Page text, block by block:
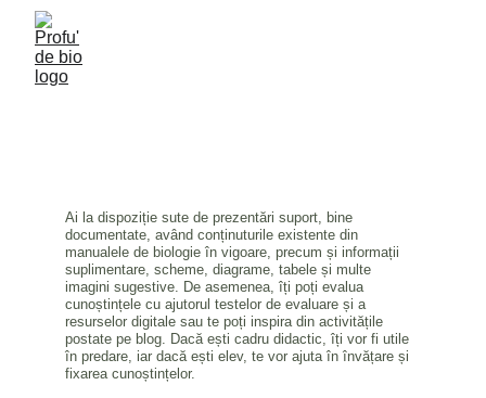
Ai la dispoziție sute de prezentări suport, bine
documentate, având conținuturile existente din
manualele de biologie în vigoare, precum și informații
suplimentare, scheme, diagrame, tabele și multe
imagini sugestive. De asemenea, îți poți evalua
cunoștințele cu ajutorul testelor de evaluare și a
resurselor digitale sau te poți inspira din activitățile
postate pe blog. Dacă ești cadru didactic, îți vor fi utile
în predare, iar dacă ești elev, te vor ajuta în învățare și
fixarea cunoștințelor.